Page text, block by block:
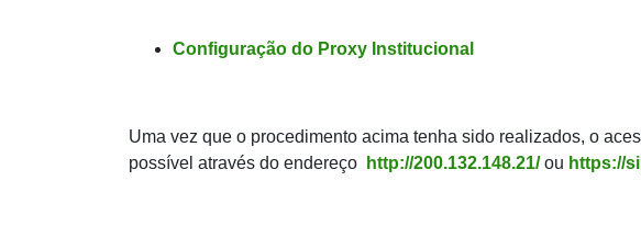
Configuração do Proxy Institucional
Uma vez que o procedimento acima tenha sido realizados, o
possível através do endereço
http://200.132.148.21/ou https://